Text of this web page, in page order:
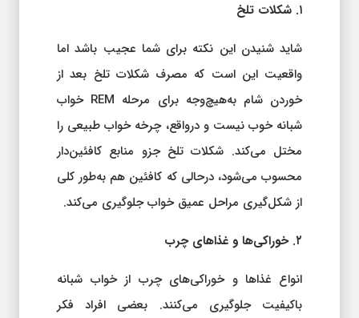
۱. شکلات تلخ
شاید شنیدن این نکته برای شما عجیب باشد اما
واقعیت این است که مصرف شکلات تلخ بعد از
خوردن شام به‌هیچ‌وجه برای مرحله REM خواب
شبانه خوب نیست و درواقع، چرخه خواب طبیعی را
مختل می‌کند. شکلات تلخ جزو منابع کافئین‌دار
محسوب می‌شود، درحالی که کافئین هم به‌طور کلی
از شکل‌گیری مراحل عمیق خواب جلوگیری می‌کند.
۲. خوراکی‌ها و غذاهای چرب
انواع غذاها و خوراکی‌های چرب از خواب شبانه
باکیفیت جلوگیری می‌کنند. بعضی افراد فکر